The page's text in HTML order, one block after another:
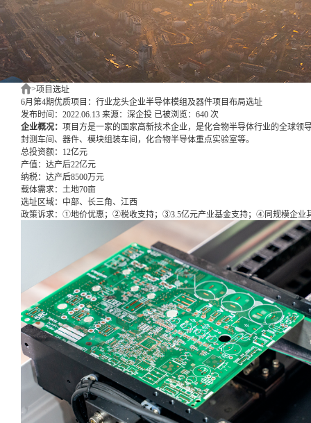
>项目选址
6月第4期优质项目：行业龙头企业半导体模组及器件项目布局选址
发布时间：2022.06.13 来源：深企投 已被浏览：640 次
企业概况： 项目方是一家的国家高新技术企业，是化合物半导体行业的全球领
封测车间、器件、模块组装车间，化合物半导体重点实验室等。
总投资额： 12亿元
产值： 达产后22亿元
纳税： 达产后8500万元
载体需求： 土地70亩
选址区域： 中部、长三角、江西
政策诉求： ①地价优惠；②税收支持；③3.5亿元产业基金支持；④同规模企业